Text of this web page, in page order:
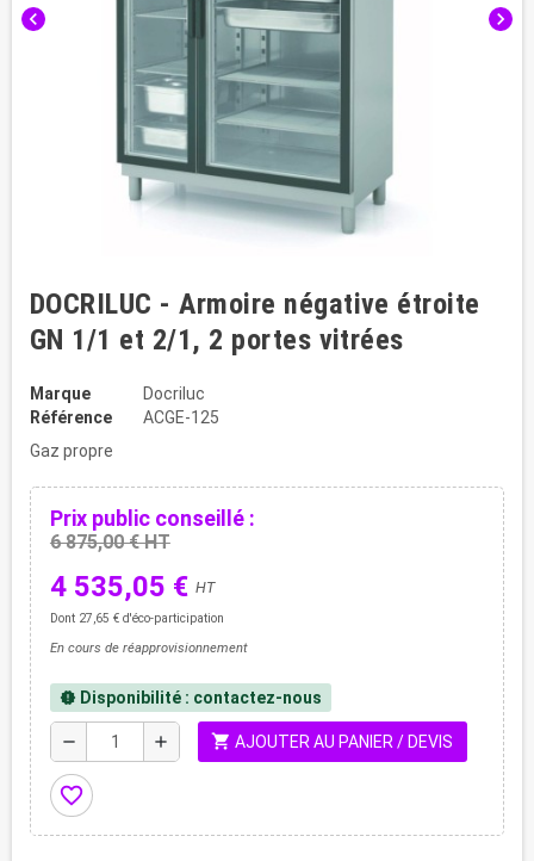
chevron_left chevron_right
DOCRILUC - Armoire négative étroite
GN 1/1 et 2/1, 2 portes vitrées
Marque
Docriluc
Référence
ACGE-125
Gaz propre
Prix public conseillé :
6 875,00 € HT
4 535,05 € HT
Dont 27,65 € d'éco-participation
En cours de réapprovisionnement
new_releases Disponibilité : contactez-nous
remove add shopping_cart AJOUTER AU PANIER / DEVIS
favorite_border